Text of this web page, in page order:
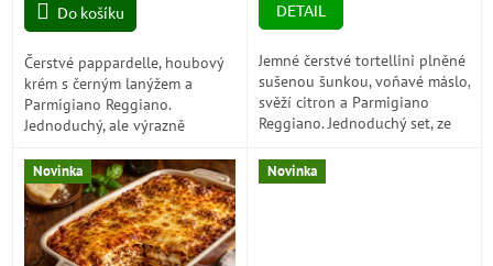
Do košíku
Čerstvé pappardelle, houbový
krém s černým lanýžem a
Parmigiano Reggiano.
Jednoduchý, ale výrazně
během pár minut připravíte
krémové italské jídlo s...
DETAIL
Jemné čerstvé tortellini plněné
sušenou šunkou, voňavé máslo,
svěží citron a Parmigiano
Reggiano. Jednoduchý set, ze
připravíte elegantní italské
jídlo,...
Novinka Novinka